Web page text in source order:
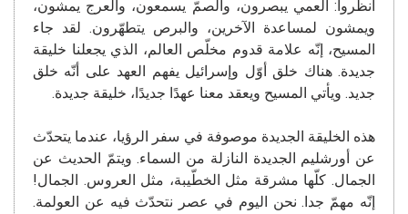
انظروا: العمي يبصرون، والصمّ يسمعون، والعرج يمشون،
ويمشون لمساعدة الآخرين، والبرص يتطهّرون. لقد جاء
المسيح، إنّه علامة قدوم مخلّص العالم، الذي يجعلنا خليقة
جديدة. هناك خلق أوّل وإسرائيل يفهم العهد على أنّه خلق
جديد. ويأتي المسيح ويعقد معنا عهدًا جديدًا، خليقة جديدة.
هذه الخليقة الجديدة موصوفة في سفر الرؤيا، عندما يتحدّث
عن أورشليم الجديدة النازلة من السماء. ويتمّ الحديث عن
الجمال. كلّها مشرقة مثل الخطّيبة، مثل العروس. الجمال!
إنّه مهمّ جدا. نحن اليوم في عصر نتحدّث فيه عن العولمة.